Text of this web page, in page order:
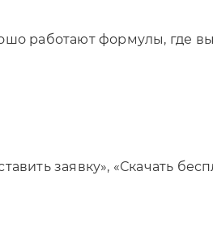
работают формулы, где
заявку», «Скачать